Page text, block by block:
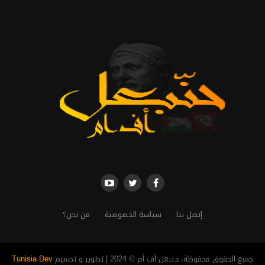
إتصل بنا سياسة الخصوصية من نحن؟
جميع الحقوق محفوظة، حنبعل أف أم © 2024 | تطوير و تصميم Tunisia Dev